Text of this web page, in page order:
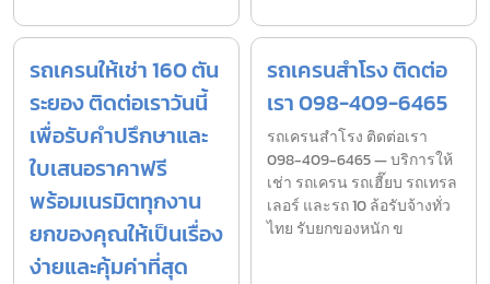
รถเครนให้เช่า 160 ตัน
ระยอง ติดต่อเราวันนี้
เพื่อรับคำปรึกษาและ
ใบเสนอราคาฟรี
พร้อมเนรมิตทุกงาน
ยกของคุณให้เป็นเรื่อง
ง่ายและคุ้มค่าที่สุด
รถเครนสำโรง ติดต่อ
เรา 098-409-6465
รถเครนสำโรง ติดต่อเรา
098-409-6465 — บริการให้
เช่า รถเครน รถเฮี๊ยบ รถเทรล
เลอร์ และรถ 10 ล้อรับจ้างทั่ว
ไทย รับยกของหนัก ข